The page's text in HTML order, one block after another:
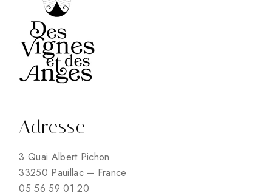
Adresse
3 Quai Albert Pichon
33250 Pauillac – France
05 56 59 01 20